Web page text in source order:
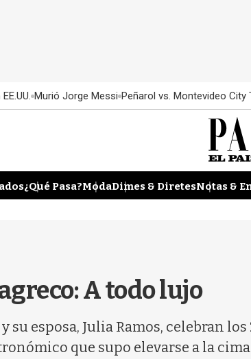
Murió Jorge Messi Peñarol vs. Montevideo City
¿Qué Pasa?ModaDimes & DiretesNotas &
A todo lujo
su esposa, Julia Ramos, celebran
que supo elevarse a la